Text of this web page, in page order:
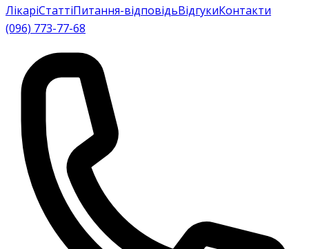
ЛікаріСтаттіПитання-відповідьВідгукиКонтакти
(096) 773-77-68